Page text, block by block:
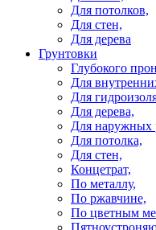
Для потолков,
Для стен,
Для дерева
Грунтовки
Глубокого
Для
Для
Для дерева,
Для наружных
Для потолка,
Для стен,
Концетрат,
По металлу,
По ржавчине,
По цветным